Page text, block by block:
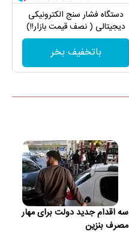
دستگاه فشار سنج الکترونیکی
دیجیتالی ( نصف قیمت بازار!!)
باتخفیف بخر
سه اقدام جدید دولت برای مهار
مصرف بنزین